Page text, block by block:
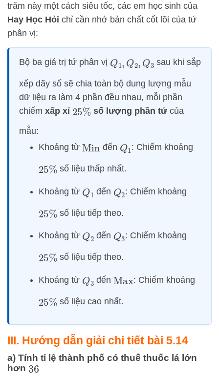
trăm này một cách siêu tốc, các em học sinh của
Hay Học Hỏi chỉ cần nhớ bản chất cốt lõi của tứ
phân vị:
Bộ ba giá trị tứ phân vị Q1, Q2 ,Q3sau khi sắp
xếp dãy số sẽ chia toàn bộ dung lượng mẫu
dữ liệu ra làm 4 phần đều nhau, mỗi phần
chiếm xấp xỉ 25% số lượng phần tử của
mẫu:
Khoảng từ Min đến Q1: Chiếm khoảng
25% số liệu thấp nhất.
Khoảng từ Q1 đến Q2: Chiếm khoảng
25% số liệu tiếp theo.
Khoảng từ Q2đến Q3: Chiếm khoảng
25% số liệu tiếp theo.
Khoảng từ Q3đến Max: Chiếm khoảng
25% số liệu cao nhất.
III. Hướng dẫn giải chi tiết bài 5.14
a) Tính tỉ lệ thành phố có thuế thuốc lá lớn
hơn 36